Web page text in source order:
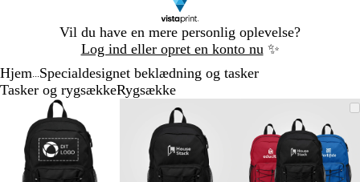
Vil du have en mere personlig oplevelse?
Log ind eller opret en konto nu ✨
1
Hjem Specialdesignet beklædning og tasker
Tasker og rygsækkeRygsække
Zoombart
billede
Zoomet
til
minimum
Klik
for
at
udvide
Brug
tasterne
plus
og
minus
Zoombart
billede
Zoomet
til
minimum
Klik
for
at
udvide
Brug
tasterne
plus
og
minus
Zoombart
billede
til
minimum
for
at
udvide
tasterne
plus
og
minus